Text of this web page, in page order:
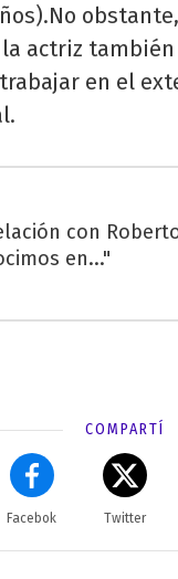
la actriz
en el
con
en..."
COMPARTÍ
Facebok Twitter